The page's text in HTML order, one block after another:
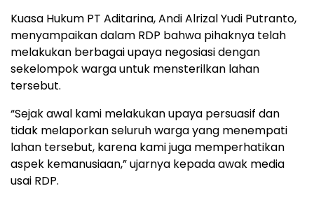
Kuasa Hukum PT Aditarina, Andi Alrizal Yudi Putranto,
menyampaikan dalam RDP bahwa pihaknya telah
melakukan berbagai upaya negosiasi dengan
sekelompok warga untuk mensterilkan lahan
tersebut.
“Sejak awal kami melakukan upaya persuasif dan
tidak melaporkan seluruh warga yang menempati
lahan tersebut, karena kami juga memperhatikan
aspek kemanusiaan,” ujarnya kepada awak media
usai RDP.